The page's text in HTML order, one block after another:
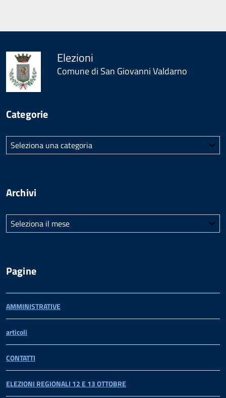
Elezioni
Comune di San Giovanni Valdarno
Categorie
Categorie
Archivi
Archivi
Pagine
AMMINISTRATIVE
articoli
CONTATTI
ELEZIONI REGIONALI 12 E 13 OTTOBRE